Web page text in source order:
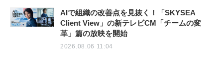
AIで組織の改善点を見抜く！「SKYSEA
Client View」の新テレビCM「チームの変
革」篇の放映を開始
2026.08.06 11:04